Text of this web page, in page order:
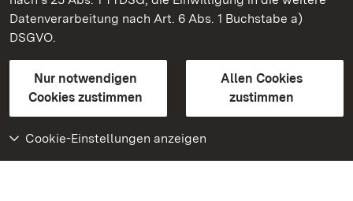
Datenverarbeitung nach Art. 6 Abs. 1 Buchstabe a)
DSGVO.
Nur notwendigen
Cookies zustimmen
Allen Cookies
zustimmen
Cookie-Einstellungen anzeigen
Staatliche Schlösser und Gärten Baden-Württemberg
Kontakt
GebärdenspracheLeichte Sprache
Erklärung zur Barrierefreiheit
BITV-konform (geprüfte Seiten)
Weiteres